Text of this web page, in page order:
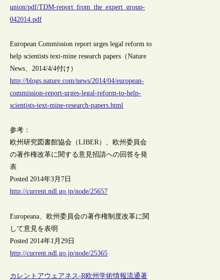
union/pdf/TDM-report_from_the_expert_group-
042014.pdf
European Commission report urges legal reform to
help scientists text-mine research papers（Nature
News、2014/4/4付け）
http://blogs.nature.com/news/2014/04/european-
commission-report-urges-legal-reform-to-help-
scientists-text-mine-research-papers.html
参考：
欧州研究図書館協会（LIBER）、欧州委員会
の著作権改革に関する意見招請への回答を発
表
Posted 2014年3月7日
http://current.ndl.go.jp/node/25657
Europeana、欧州委員会の著作権制度改革に関
して意見を表明
Posted 2014年1月29日
http://current.ndl.go.jp/node/25365
カレントアウェアネス-R欧州学術情報流通著